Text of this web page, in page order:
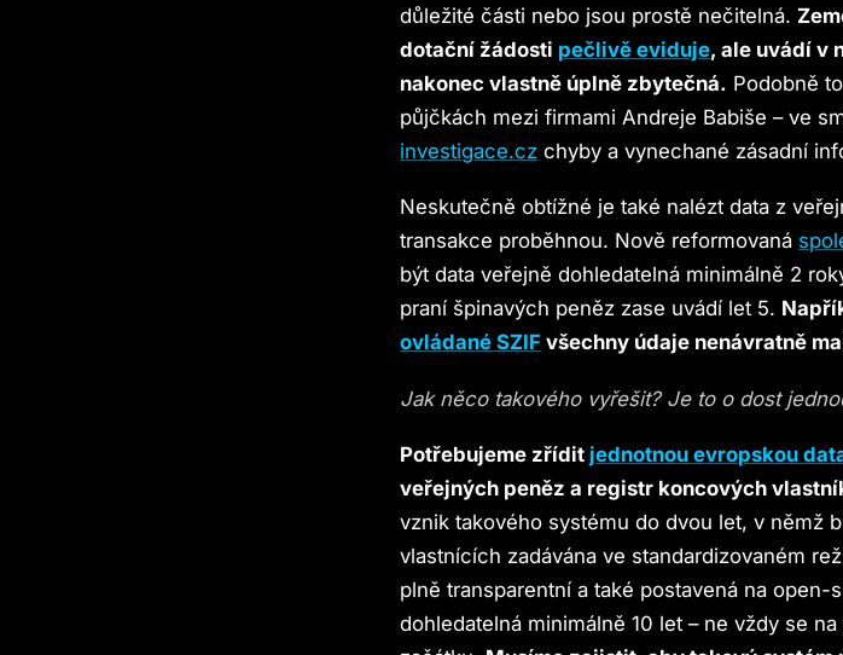
důležité části nebo jsou prostě nečitelná.
dotační žádosti pečlivě eviduje, ale uvádí v
nakonec vlastně úplně zbytečná. Podobně
půjčkách mezi firmami Andreje Babiše – ve
investigace.cz chyby a vynechané zásadní
Neskutečně obtížné je také nalézt data z
transakce proběhnou. Nově reformovaná
být data veřejně dohledatelná minimálně 2
praní špinavých peněz zase uvádí let 5.
ovládané SZIF všechny údaje nenávratně
Jak něco takového vyřešit? Je to o dost
Potřebujeme zřídit jednotnou evropskou
veřejných peněz a registr koncových
vznik takového systému do dvou let, v němž
vlastnících zadávána ve standardizovaném
plně transparentní a také postavená na
dohledatelná minimálně 10 let – ne vždy se